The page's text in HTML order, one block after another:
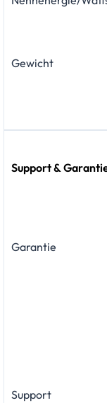
Gewicht
Support &
Garantie
Support